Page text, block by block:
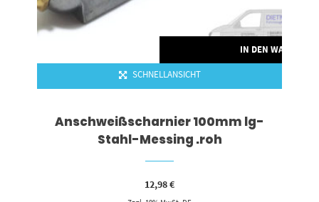
IN DEN
SCHNELLANSICHT
Anschweißscharnier 100mm lg-
Stahl-Messing .roh
12,98€